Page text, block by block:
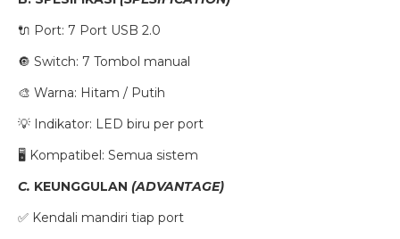
🔌 Port: 7 Port USB 2.0
🔘 Switch: 7 Tombol manual
🎨 Warna: Hitam / Putih
💡 Indikator: LED biru per port
🖥️ Kompatibel: Semua sistem
C. KEUNGGULAN (ADVANTAGE)
✅ Kendali mandiri tiap port